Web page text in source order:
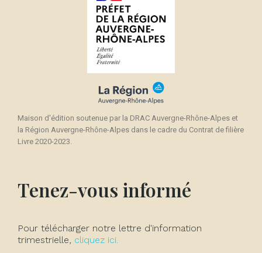
Maison d'édition soutenue par la DRAC Auvergne-Rhône-Alpes et
la Région Auvergne-Rhône-Alpes dans le cadre du Contrat de filière
Livre 2020-2023.
Tenez-vous informé
Pour télécharger notre lettre d'information
trimestrielle, cliquez ici.